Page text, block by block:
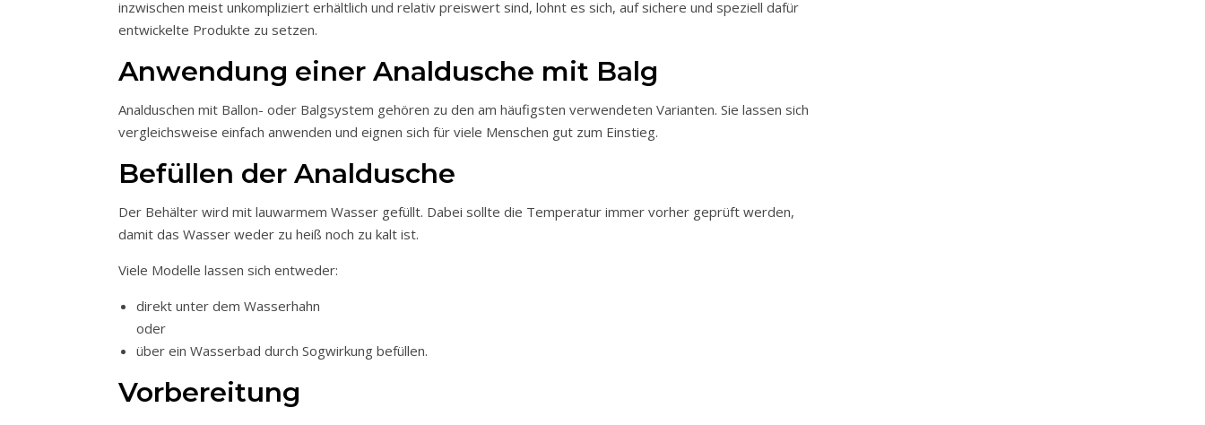
inzwischen meist unkompliziert erhältlich und relativ preiswert sind, lohnt es sich, auf sichere und speziell dafür
entwickelte Produkte zu setzen.
Anwendung einer Analdusche mit Balg
Analduschen mit Ballon- oder Balgsystem gehören zu den am häufigsten verwendeten Varianten. Sie lassen sich
vergleichsweise einfach anwenden und eignen sich für viele Menschen gut zum Einstieg.
Befüllen der Analdusche
Der Behälter wird mit lauwarmem Wasser gefüllt. Dabei sollte die Temperatur immer vorher geprüft werden,
damit das Wasser weder zu heiß noch zu kalt ist.
Viele Modelle lassen sich entweder:
direkt unter dem Wasserhahn
oder
über ein Wasserbad durch Sogwirkung befüllen.
Vorbereitung